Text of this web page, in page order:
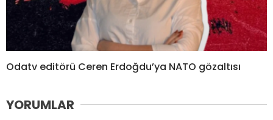
Odatv editörü Ceren Erdoğdu’ya NATO gözaltısı
YORUMLAR